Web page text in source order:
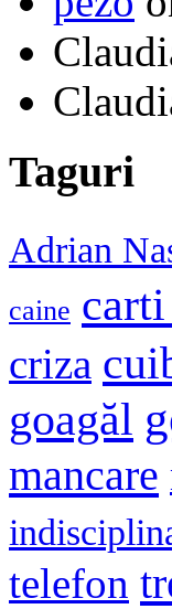
Taguri
Adrian
caine
criza
goagăl
mancare
telefon